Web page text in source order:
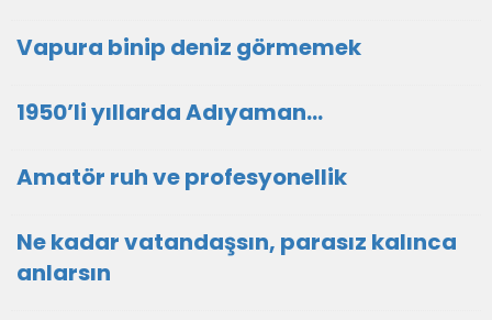
Vapura binip deniz görmemek
1950’li yıllarda Adıyaman…
Amatör ruh ve profesyonellik
Ne kadar vatandaşsın, parasız kalınca
anlarsın